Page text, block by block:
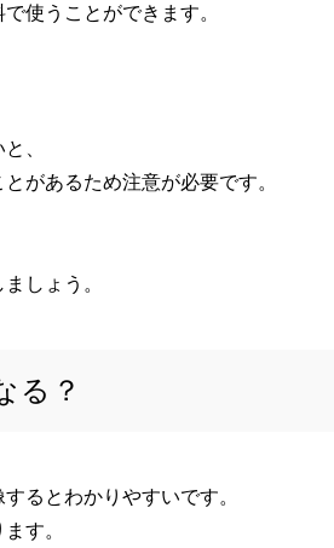
使うことができます。
、
があるため注意が必要です。
しょう。
る？
るとわかりやすいです。
す。